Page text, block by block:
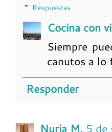
Respuestas
Cocina con
Siempre
canutos a lo
Responder
Nuria M. 5 de